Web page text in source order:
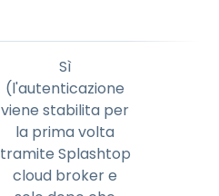
Sì
(l'autenticazione
viene stabilita per
la prima volta
tramite Splashtop
cloud broker e